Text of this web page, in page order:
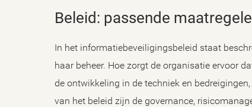
Beleid: passende
In het informatiebeveiligingsbeleid staat
haar beheer. Hoe zorgt de organisatie ervoor
de ontwikkeling in de techniek en
van het beleid zijn de governance,